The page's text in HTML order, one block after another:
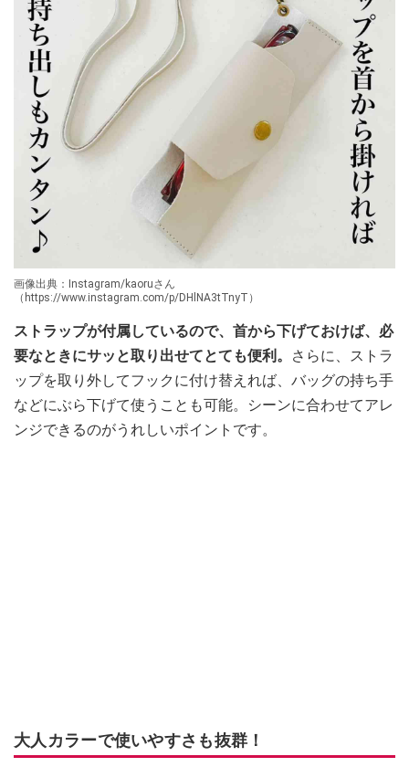
画像出典：Instagram/kaoruさん
（https://www.instagram.com/p/DHlNA3tTnyT）
ストラップが付属しているので、首から下げておけば、必
要なときにサッと取り出せてとても便利。
さらに、ストラ
ップを取り外してフックに付け替えれば、バッグの持ち手
などにぶら下げて使うことも可能。シーンに合わせてアレ
ンジできるのがうれしいポイントです。
大人カラーで使いやすさも抜群！